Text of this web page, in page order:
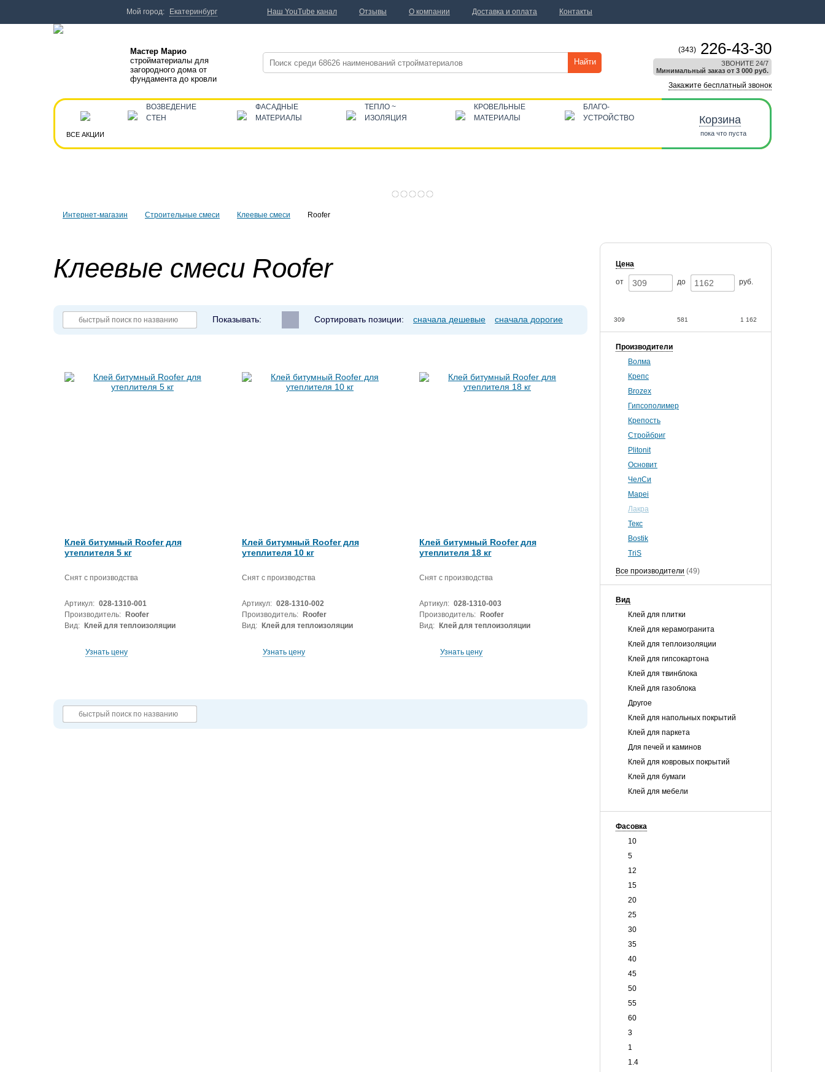
Интернет-магазин Строительные смеси Клеевые смеси Roofer
Цена
от до руб.
309 1 162
581
Производители
Волма
Крепс
Brozex
Гипсополимер
Крепость
Стройбриг
Plitonit
Основит
ЧелСи
Mapei
Лакра
Текс
Bostik
TriS
Все производители (49)
Вид
Клей для плитки
Клей для керамогранита
Клей для теплоизоляции
Клей для гипсокартона
Клей для твинблока
Клей для газоблока
Другое
Клей для напольных покрытий
Клей для паркета
Для печей и каминов
Клей для ковровых покрытий
Клей для бумаги
Клей для мебели
Фасовка
10
5
12
15
20
25
30
35
40
45
50
55
60
3
1
1.4
Клеевые смеси Roofer
Показывать: Сортировать позиции: сначала дешевые сначала дорогие
Клей битумный Roofer для
утеплителя 5 кг
Снят с производства
Артикул: 028-1310-001
Производитель:
Roofer
Вид:
Клей для теплоизоляции
Узнать цену
Клей битумный Roofer для
утеплителя 10 кг
Снят с производства
Артикул: 028-1310-002
Производитель:
Roofer
Вид:
Клей для теплоизоляции
Узнать цену
Клей битумный Roofer для
утеплителя 18 кг
Снят с производства
Артикул: 028-1310-003
Производитель:
Roofer
Вид:
Клей для теплоизоляции
Узнать цену
Мастер Марио
стройматериалы для
загородного дома от
фундамента до кровли
Найти
(343) 226-43-30
ЗВОНИТЕ 24/7
Минимальный заказ от 3 000 руб.
Закажите бесплатный звонок
ВСЕ АКЦИИ
ВОЗВЕДЕНИЕ
СТЕН
ФАСАДНЫЕ
МАТЕРИАЛЫ
ТЕПЛО ~
ИЗОЛЯЦИЯ
КРОВЕЛЬНЫЕ
МАТЕРИАЛЫ
БЛАГО-
УСТРОЙСТВО
Корзина
пока что пуста
Мой город: Екатеринбург Наш YouTube канал Отзывы О компании Доставка и оплата Контакты